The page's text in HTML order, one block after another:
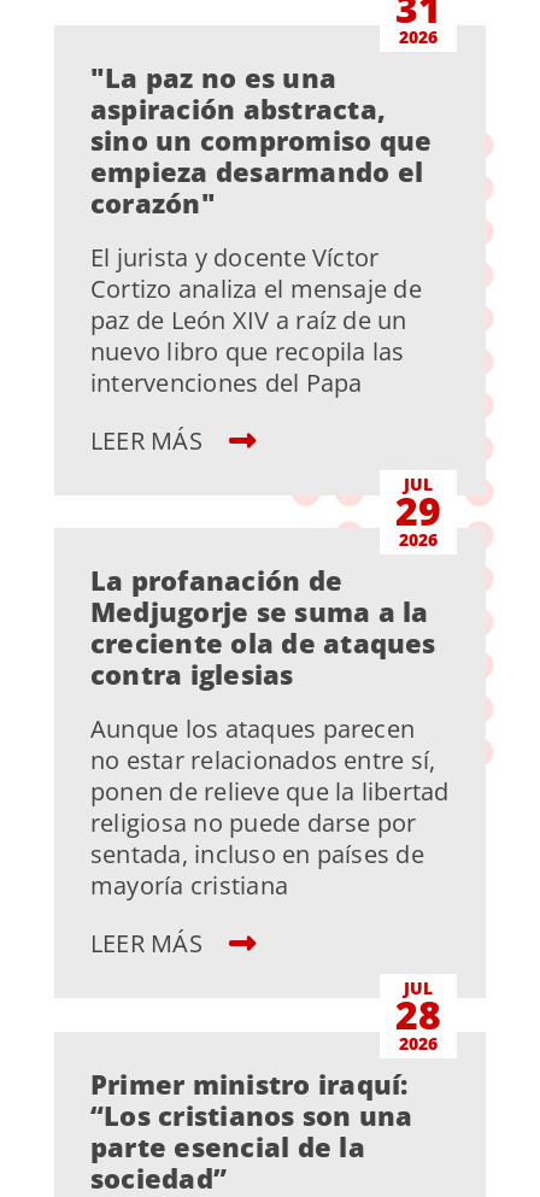
2026
"La paz no es una
aspiración abstracta,
sino un compromiso que
empieza desarmando el
corazón"
El jurista y docente Víctor
Cortizo analiza el mensaje de
paz de León XIV a raíz de un
nuevo libro que recopila las
intervenciones del Papa
LEER MÁS
JUL
29
2026
La profanación de
Medjugorje se suma a la
creciente ola de ataques
contra iglesias
Aunque los ataques parecen
no estar relacionados entre sí,
ponen de relieve que la libertad
religiosa no puede darse por
sentada, incluso en países de
mayoría cristiana
LEER MÁS
JUL
28
2026
Primer ministro iraquí:
“Los cristianos son una
parte esencial de la
sociedad”